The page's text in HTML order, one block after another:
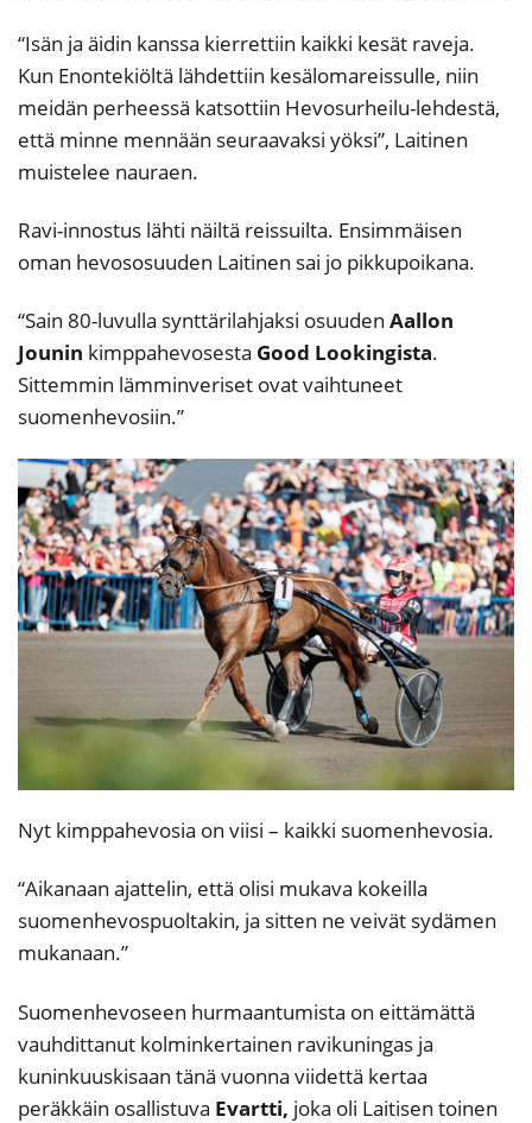
“Isän ja äidin kanssa kierrettiin kaikki kesät raveja.
Kun Enontekiöltä lähdettiin kesälomareissulle, niin
meidän perheessä katsottiin Hevosurheilu-lehdestä,
että minne mennään seuraavaksi yöksi”, Laitinen
muistelee nauraen.
Ravi-innostus lähti näiltä reissuilta. Ensimmäisen
oman hevososuuden Laitinen sai jo pikkupoikana.
“Sain 80-luvulla synttärilahjaksi osuuden Aallon
Jounin kimppahevosesta Good Lookingista.
Sittemmin lämminveriset ovat vaihtuneet
suomenhevosiin.”
Nyt kimppahevosia on viisi – kaikki suomenhevosia.
“Aikanaan ajattelin, että olisi mukava kokeilla
suomenhevospuoltakin, ja sitten ne veivät sydämen
mukanaan.”
Suomenhevoseen hurmaantumista on eittämättä
vauhdittanut kolminkertainen ravikuningas ja
kuninkuuskisaan tänä vuonna viidettä kertaa
peräkkäin osallistuva Evartti, joka oli Laitisen toinen